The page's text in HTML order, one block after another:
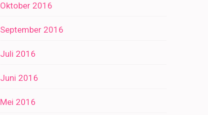
Oktober 2016
September 2016
Juli 2016
Juni 2016
Mei 2016